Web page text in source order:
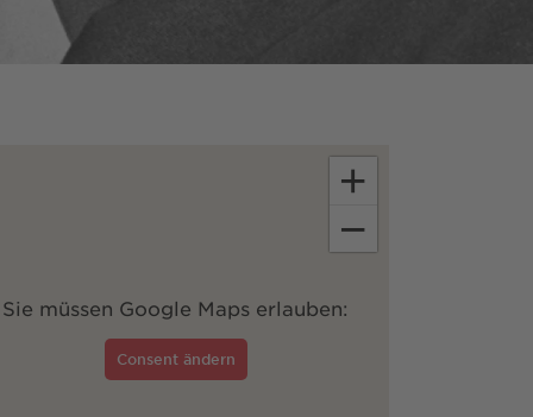
Sie müssen Google Maps erlauben:
Consent ändern
+
−